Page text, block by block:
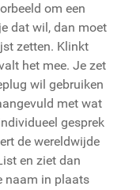
om een
dat wil, dan moet
zetten. Klinkt
het mee. Je zet
wil gebruiken
met wat
gesprek
de wereldwijde
en ziet dan
naam in plaats